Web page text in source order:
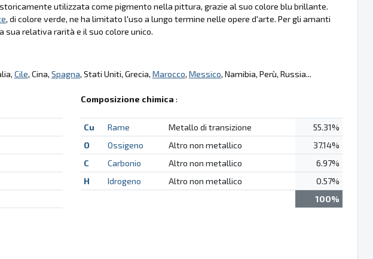
utilizzata come pigmento nella pittura, grazie al suo colore blu brillante.
, di colore verde, ne ha limitato l'uso a lungo termine nelle opere d'arte. Per gli amanti
sua relativa rarità e il suo colore unico.
Cile, Cina, Spagna, Stati Uniti, Grecia, Marocco, Messico, Namibia, Perù, Russia...
Composizione chimica :
Cu Rame Metallo di transizione
55.31%
O
Ossigeno Altro non metallico
37.14%
C
Carbonio Altro non metallico
6.97%
H
Idrogeno Altro non metallico
0.57%
100%